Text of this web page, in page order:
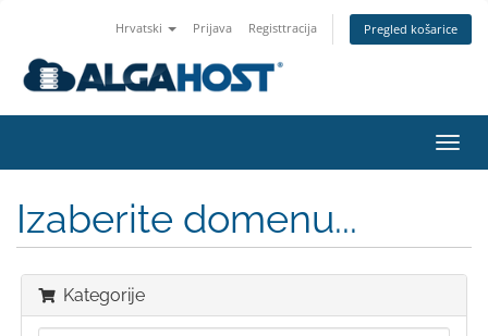
Hrvatski Prijava Registtracija Pregled košarice
Izaberite domenu...
Kategorije